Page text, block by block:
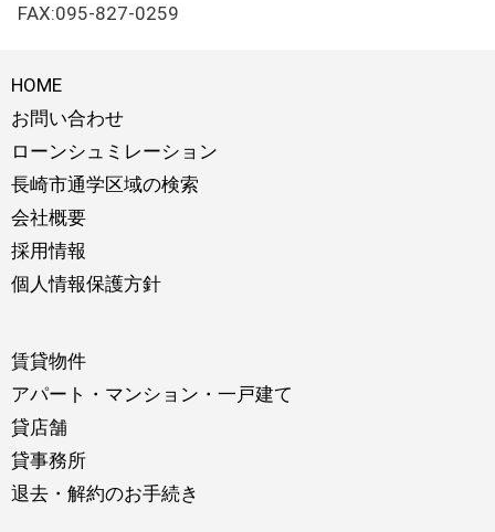
FAX:095-827-0259
HOME
お問い合わせ
ローンシュミレーション
長崎市通学区域の検索
会社概要
採用情報
個人情報保護方針
賃貸物件
アパート・マンション・一戸建て
貸店舗
貸事務所
退去・解約のお手続き